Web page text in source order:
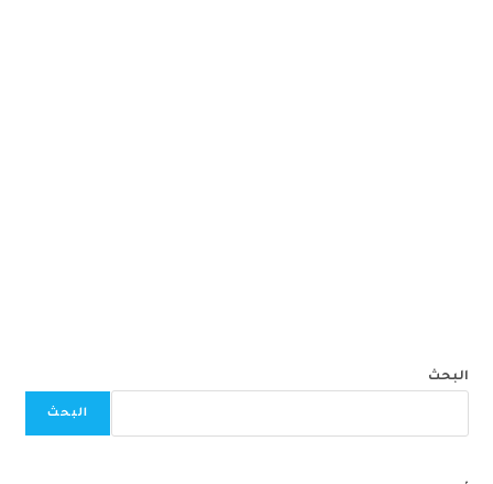
البحث
البحث